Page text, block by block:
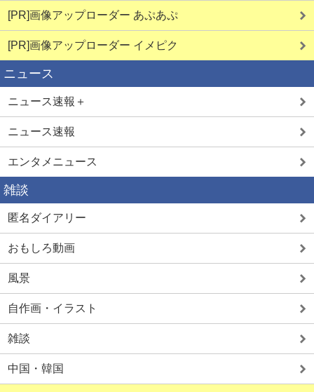
[PR]画像アップローダー あぷあぷ
[PR]画像アップローダー イメピク
ニュース
ニュース速報＋
ニュース速報
エンタメニュース
雑談
匿名ダイアリー
おもしろ動画
風景
自作画・イラスト
雑談
中国・韓国